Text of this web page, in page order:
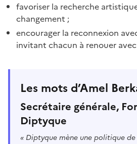
favoriser la recherche
changement ;
encourager la reconnexion
invitant chacun à renouer
Les mots d’Amel
Secrétaire générale,
Diptyque
« Diptyque mène une politique